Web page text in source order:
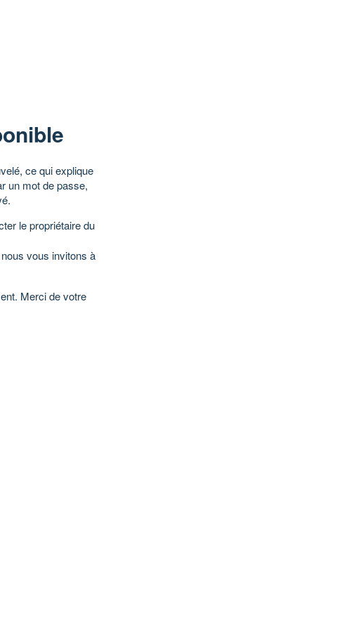
ce qui explique
un mot de passe,
le propriétaire du
vous invitons à
Merci de votre